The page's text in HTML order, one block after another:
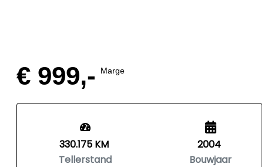
€ 999,- Marge
330.175 KM
Tellerstand
2004
Bouwjaar